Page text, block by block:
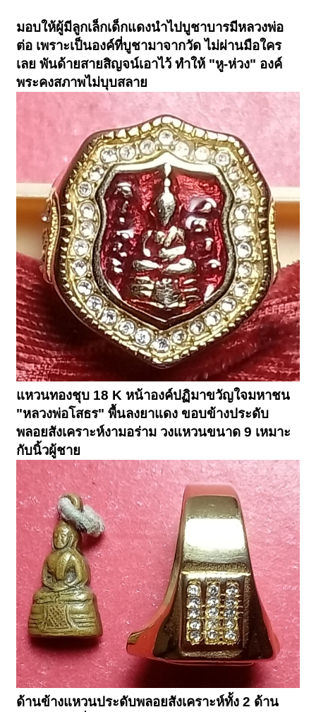
มอบให้ผู้มีลูกเล็กเด็กแดงนำไปบูชาบารมีหลวงพ่อ
ต่อ เพราะเป็นองค์ที่บูชามาจากวัด ไม่ผ่านมือใคร
เลย พันด้ายสายสิญจน์เอาไว้ ทำให้ "หู-ห่วง" องค์
พระคงสภาพไม่บุบสลาย
แหวนทองชุบ 18 K หน้าองค์ปฏิมาขวัญใจมหาชน
"หลวงพ่อโสธร" พื้นลงยาแดง ขอบข้างประดับ
พลอยสังเคราะห์งามอร่าม วงแหวนขนาด 9 เหมาะ
กับนิ้วผู้ชาย
ด้านข้างแหวนประดับพลอยสังเคราะห์ทั้ง 2 ด้าน